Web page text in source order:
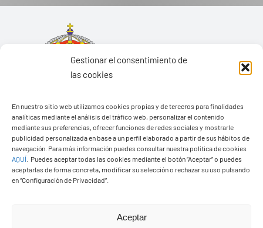
Gestionar el consentimiento de
las cookies
En nuestro sitio web utilizamos cookies propias y de terceros para finalidades
analíticas mediante el análisis del tráfico web, personalizar el contenido
mediante sus preferencias, ofrecer funciones de redes sociales y mostrarle
publicidad personalizada en base a un perfil elaborado a partir de sus hábitos de
navegación. Para más información puedes consultar nuestra política de cookies
AQUÍ
Puedes aceptar todas las cookies mediante el botón “Aceptar” o puedes
aceptarlas de forma concreta, modificar su selección o rechazar su uso pulsando
en “Configuración de Privacidad”.
Aceptar
Ayuntamiento de Yaiza